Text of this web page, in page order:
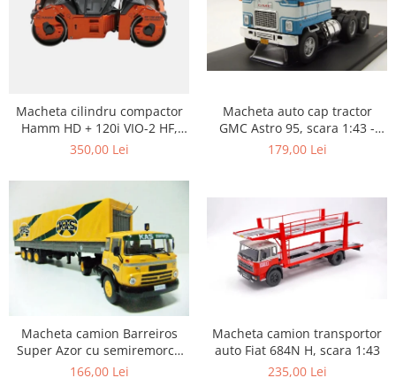
Macheta cilindru compactor
Hamm HD + 120i VIO-2 HF,
scara 1:50
350,00 Lei
Macheta auto cap tractor
GMC Astro 95, scara 1:43 -
Copie
179,00 Lei
Macheta camion Barreiros
Super Azor cu semiremorca
cu prelata, scara 1:43
166,00 Lei
Macheta camion transportor
auto Fiat 684N H, scara 1:43
235,00 Lei